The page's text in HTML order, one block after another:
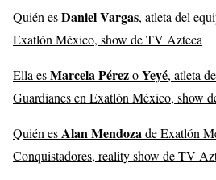
Quién esDaniel Vargas, atleta del
Exatlón México, show de TV Azteca
Ella esMarcela PérezoYeyé, atleta
Guardianes en Exatlón México, show
Quién esAlan Mendozade Exatlón
Conquistadores, reality show de TV